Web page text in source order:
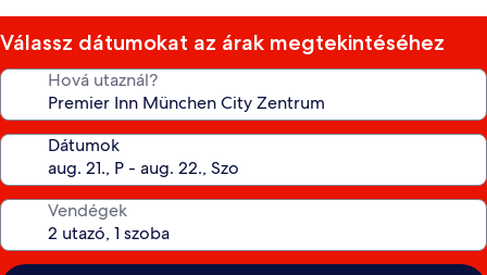
Válassz dátumokat az árak megtekintéséhez
Hová utaznál?
Dátumok
Vendégek